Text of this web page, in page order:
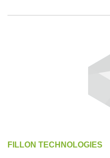
FILLON TECHNOLOGIES